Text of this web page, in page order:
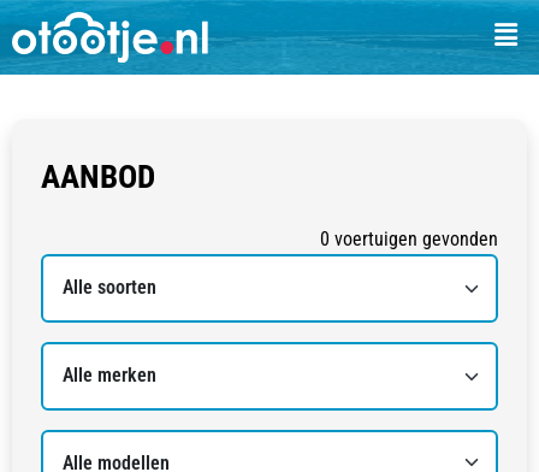
AANBOD
0 voertuigen gevonden